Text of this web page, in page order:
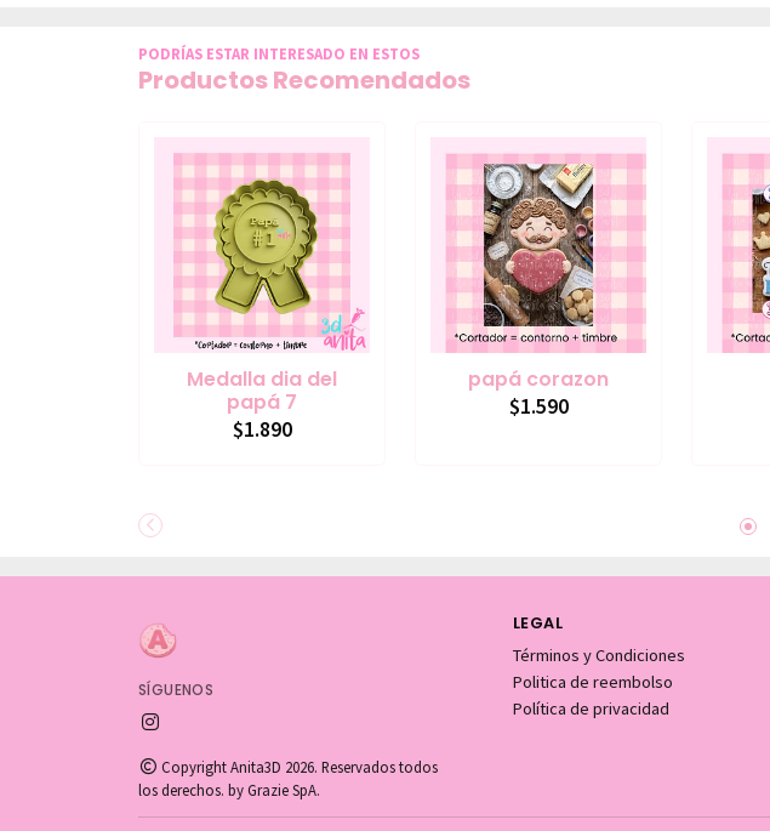
PODRÍAS ESTAR INTERESADO EN ESTOS
Productos Recomendados
Medalla dia del
papá 7
$1.890
papá corazon
$1.590
SÍGUENOS
Copyright Anita3D 2026. Reservados todos
los derechos. by Grazie SpA.
LEGAL
Términos y Condiciones
Politica de reembolso
Política de privacidad